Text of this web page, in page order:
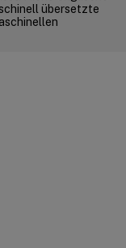
übersetzte